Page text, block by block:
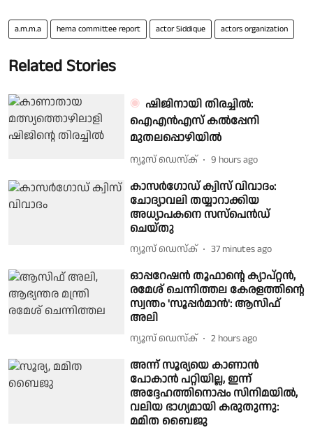
a.m.m.a hema committee report actor Siddique actors organization
Related Stories
ഷിജിനായി തിരച്ചിൽ:
ഐഎൻഎസ് കൽപ്പേനി
മുതലപ്പൊഴിയിൽ
ന്യൂസ് ഡെസ്ക് 9 hours ago
കാസർഗോഡ് ക്വിസ് വിവാദം:
ചോദ്യാവലി തയ്യാറാക്കിയ
അധ്യാപകനെ സസ്പെൻഡ്
ചെയ്തു
ന്യൂസ് ഡെസ്ക് 37 minutes ago
ഓപ്പറേഷൻ തൂഫാന്റെ ക്യാപ്റ്റൻ,
രമേശ് ചെന്നിത്തല കേരളത്തിന്റെ
സ്വന്തം 'സൂപ്പർമാൻ': ആസിഫ്
അലി
ന്യൂസ് ഡെസ്ക് 2 hours ago
അന്ന് സൂര്യയെ കാണാൻ
പോകാൻ പറ്റിയില്ല, ഇന്ന്
അദ്ദേഹത്തിനൊപ്പം സിനിമയിൽ,
വലിയ ഭാഗ്യമായി കരുതുന്നു:
മമിത ബൈജു